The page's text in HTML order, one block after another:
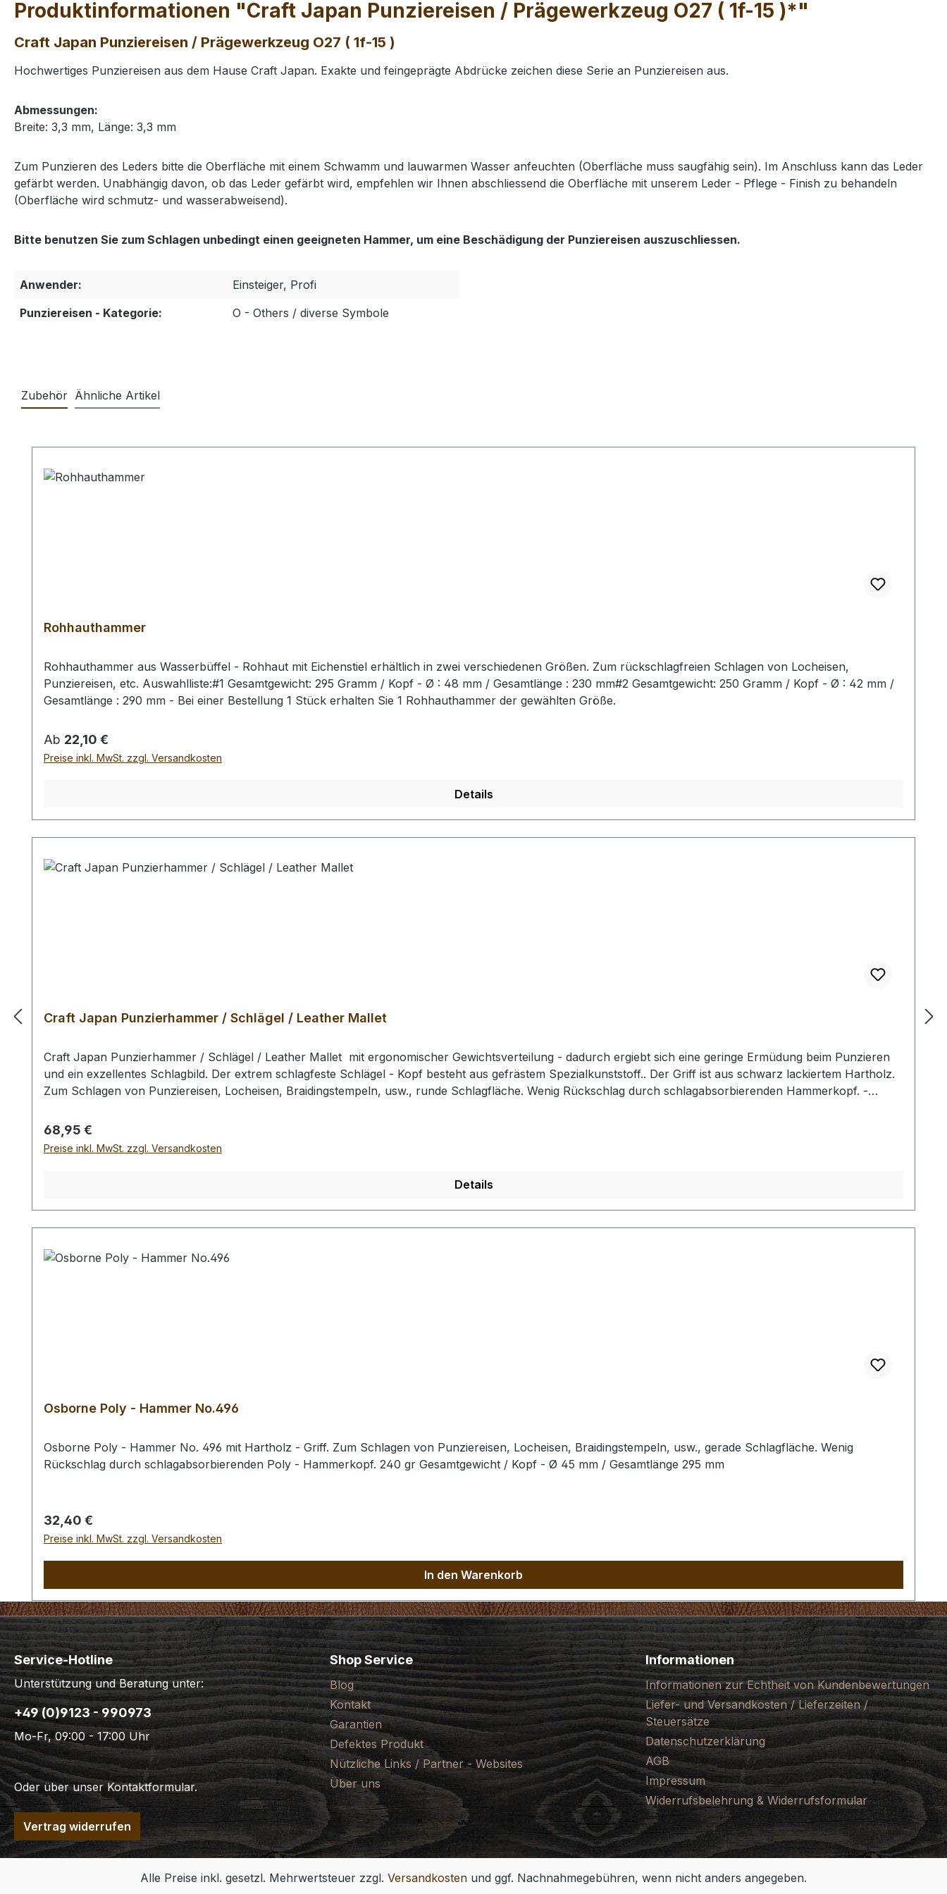
Produktinformationen "Craft Japan Punziereisen / Prägewerkzeug O27 ( 1f-15 )*"
Craft Japan Punziereisen / Prägewerkzeug O27 ( 1f-15 )
Hochwertiges Punziereisen aus dem Hause Craft Japan. Exakte und feingeprägte Abdrücke zeichen diese Serie an Punziereisen aus.
Abmessungen:
Breite: 3,3 mm, Länge: 3,3 mm
Zum Punzieren des Leders bitte die Oberfläche mit einem Schwamm und lauwarmen Wasser anfeuchten (Oberfläche muss saugfähig sein). Im Anschluss kann das Leder
gefärbt werden. Unabhängig davon, ob das Leder gefärbt wird, empfehlen wir Ihnen abschliessend die Oberfläche mit unserem Leder - Pflege - Finish zu behandeln
(Oberfläche wird schmutz- und wasserabweisend).
Bitte benutzen Sie zum Schlagen unbedingt einen geeigneten Hammer, um eine Beschädigung der Punziereisen auszuschliessen.
Anwender:
Einsteiger, Profi
Punziereisen - Kategorie:
O - Others / diverse Symbole
Zubehör Ähnliche Artikel
Rohhauthammer
Rohhauthammer aus Wasserbüffel - Rohhaut mit Eichenstiel erhältlich in zwei verschiedenen Größen. Zum rückschlagfreien Schlagen von Locheisen,
Punziereisen, etc. Auswahlliste:#1 Gesamtgewicht: 295 Gramm / Kopf - Ø : 48 mm / Gesamtlänge : 230 mm#2 Gesamtgewicht: 250 Gramm / Kopf - Ø : 42 mm /
Gesamtlänge : 290 mm - Bei einer Bestellung 1 Stück erhalten Sie 1 Rohhauthammer der gewählten Größe.
Regulärer Preis:
Ab 22,10 €
Preise inkl. MwSt. zzgl. Versandkosten
Details
Craft Japan Punzierhammer / Schlägel / Leather Mallet
Craft Japan Punzierhammer / Schlägel / Leather Mallet mit ergonomischer Gewichtsverteilung - dadurch ergiebt sich eine geringe Ermüdung beim Punzieren
und ein exzellentes Schlagbild. Der extrem schlagfeste Schlägel - Kopf besteht aus gefrästem Spezialkunststoff.. Der Griff ist aus schwarz lackiertem Hartholz.
Zum Schlagen von Punziereisen, Locheisen, Braidingstempeln, usw., runde Schlagfläche. Wenig Rückschlag durch schlagabsorbierenden Hammerkopf. -
gr / Kopf-Ø: 55 mm Bei einer Bestellung 1 Stück erhalten Sie 1 Craft Japan Punzierhammer / Schlägel / Leather Mallet der gewählten Ausführung.
Regulärer Preis:
68,95 €
Preise inkl. MwSt. zzgl. Versandkosten
Details
Osborne Poly - Hammer No.496
Osborne Poly - Hammer No. 496 mit Hartholz - Griff. Zum Schlagen von Punziereisen, Locheisen, Braidingstempeln, usw., gerade Schlagfläche. Wenig
Rückschlag durch schlagabsorbierenden Poly - Hammerkopf. 240 gr Gesamtgewicht / Kopf - Ø 45 mm / Gesamtlänge 295 mm
Regulärer Preis:
32,40 €
Preise inkl. MwSt. zzgl. Versandkosten
In den Warenkorb
Service-Hotline
Unterstützung und Beratung unter:
+49 (0)9123 - 990973
Mo-Fr, 09:00 - 17:00 Uhr
Oder über unserKontaktformular.
Vertrag widerrufen
Shop Service
Blog
Kontakt
Garantien
Defektes Produkt
Nützliche Links / Partner - Websites
Über uns
Informationen
Informationen zur Echtheit von Kundenbewertungen
Liefer- und Versandkosten / Lieferzeiten /
Steuersätze
Datenschutzerklärung
AGB
Impressum
Widerrufsbelehrung & Widerrufsformular
Alle Preise inkl. gesetzl. Mehrwertsteuer zzgl. Versandkosten und ggf. Nachnahmegebühren, wenn nicht anders angegeben.